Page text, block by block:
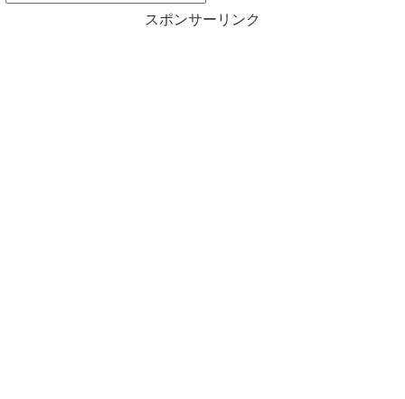
スポンサーリンク